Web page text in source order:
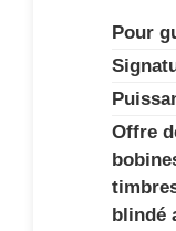
Pour
Offre
blindé